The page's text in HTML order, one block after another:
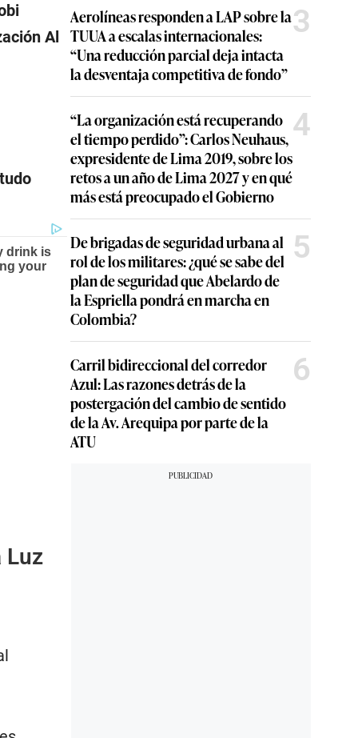
Al
Luz
Aerolíneas responden a LAP sobre la
TUUA a escalas internacionales:
“Una reducción parcial deja intacta
la desventaja competitiva de fondo”
3
“La organización está recuperando
el tiempo perdido”: Carlos Neuhaus,
expresidente de Lima 2019, sobre los
retos a un año de Lima 2027 y en qué
más está preocupado el Gobierno
4
De brigadas de seguridad urbana al
rol de los militares: ¿qué se sabe del
plan de seguridad que Abelardo de
la Espriella pondrá en marcha en
Colombia?
5
Carril bidireccional del corredor
Azul: Las razones detrás de la
postergación del cambio de sentido
de la Av. Arequipa por parte de la
ATU
6